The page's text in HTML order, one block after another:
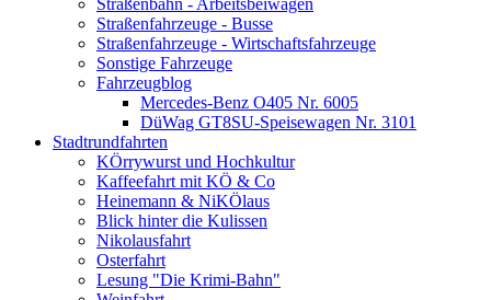
Straßenbahn - Arbeitsbeiwagen
Straßenfahrzeuge - Busse
Straßenfahrzeuge - Wirtschaftsfahrzeuge
Sonstige Fahrzeuge
Fahrzeugblog
Mercedes-Benz O405 Nr. 6005
DüWag GT8SU-Speisewagen Nr. 3101
Stadtrundfahrten
KÖrrywurst und Hochkultur
Kaffeefahrt mit KÖ & Co
Heinemann & NiKÖlaus
Blick hinter die Kulissen
Nikolausfahrt
Osterfahrt
Lesung "Die Krimi-Bahn"